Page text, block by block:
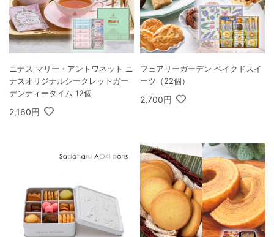
ニナス マリー・アントワネット ニ
ナスオリジナルシークレットガー
デンティータイム 12個
2,160円
フェアリーガーデン ベイクドスイ
ーツ（22個）
2,700円